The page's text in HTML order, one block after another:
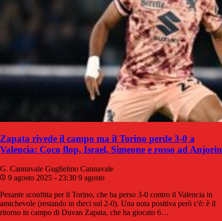
Zapata rivede il campo ma il Torino perde 3-0 a
Valencia: Coco flop, Israel, Simeone e rosso ad Anjorin
G. Cannavale Guglielmo Cannavale
9 agosto 2025 - 23:30 9 agosto
Pesante sconfitta per il Torino, che ha perso 3-0 contro il Valencia in
amichevole (restando in dieci sul 2-0). Una nota positiva però c'è: è il
ritorno in campo di Duvan Zapata, che ha giocato 6…